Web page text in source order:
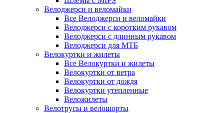
Велоджерси и веломайки
Все Велоджерси и веломайки
Велоджерси с коротким рукавом
Велоджерси с длинным рукавом
Велоджерси для МТБ
Велокуртки и жилеты
Все Велокуртки и жилеты
Велокуртки от ветра
Велокуртки от дождя
Велокуртки утепленные
Веложилеты
Велотрусы и велошорты